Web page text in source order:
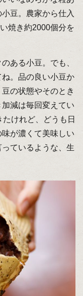
豆。農家から仕入
焼き約2000個分を
ある小豆。でも、
。品の良い小豆か
の状態やそのとき
減は毎回変えてい
けれど、どうも日
が濃くて美味しい
ているような、生